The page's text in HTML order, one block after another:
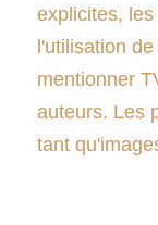
explicites,
l'utilisation
mentionner
auteurs. Les
tant